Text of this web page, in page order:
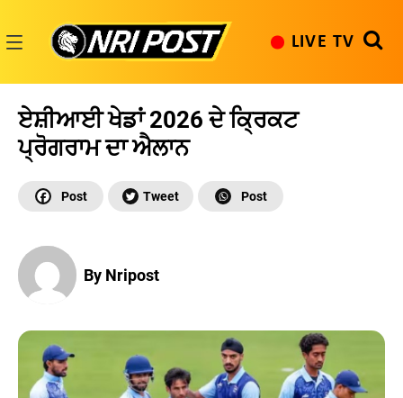
content
LIVE TV
ਏਸ਼ੀਆਈ ਖੇਡਾਂ 2026 ਦੇ ਕ੍ਰਿਕਟ
ਪ੍ਰੋਗਰਾਮ ਦਾ ਐਲਾਨ
By Nripost